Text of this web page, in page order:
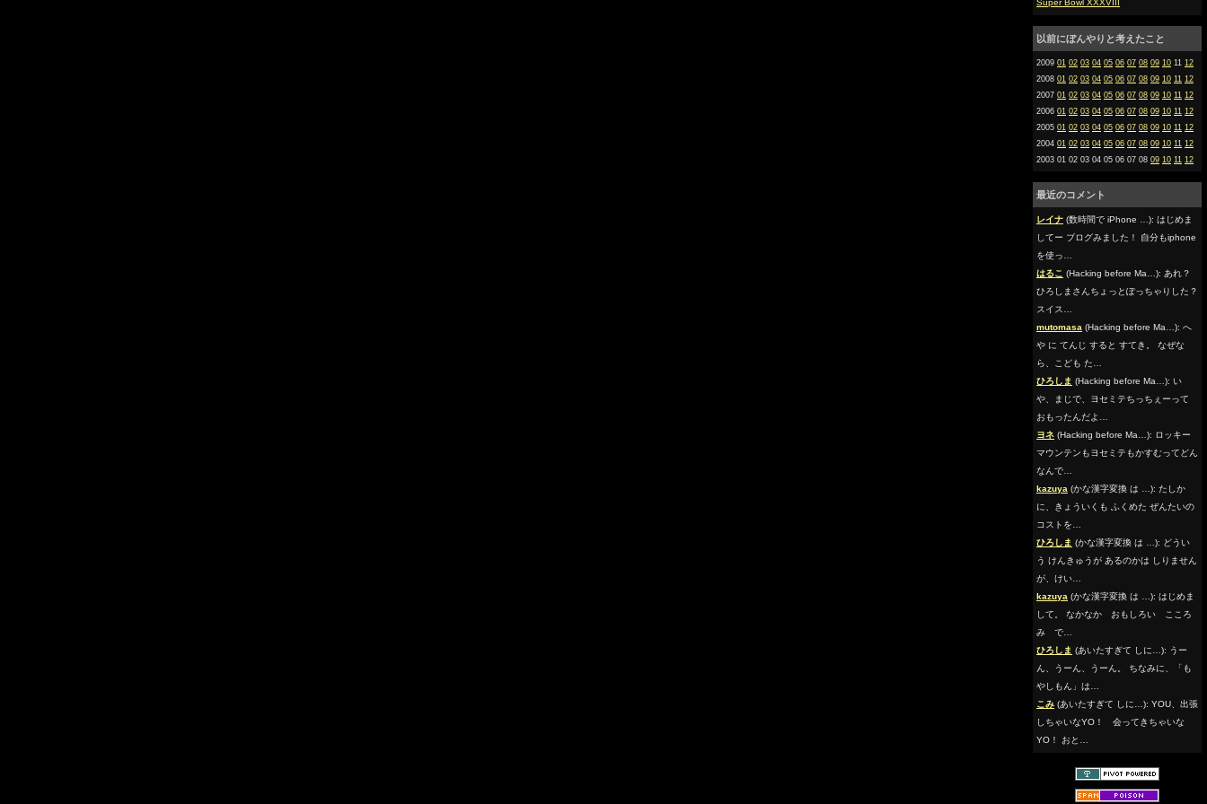
Super Bowl XXXVIII
以前にぼんやりと考えたこと
2009 01 02 03 04 05 06 07 08 09 10 11 12
2008 01 02 03 04 05 06 07 08 09 10 11 12
2007 01 02 03 04 05 06 07 08 09 10 11 12
2006 01 02 03 04 05 06 07 08 09 10 11 12
2005 01 02 03 04 05 06 07 08 09 10 11 12
2004 01 02 03 04 05 06 07 08 09 10 11 12
2003 01 02 03 04 05 06 07 08 09 10 11 12
最近のコメント
レイナ (数時間で iPhone …): はじめま
してー ブログみました！ 自分もiphone
を使っ…
はるこ (Hacking before Ma…): あれ？
ひろしまさんちょっとぽっちゃりした？
スイス…
mutomasa (Hacking before Ma…): へ
や に てんじ すると すてき。 なぜな
ら、こども た…
ひろしま (Hacking before Ma…): い
や、まじで、ヨセミテちっちぇーって
おもったんだよ…
ヨネ (Hacking before Ma…): ロッキー
マウンテンもヨセミテもかすむってどん
なんで…
kazuya (かな漢字変換 は …): たしか
に、きょういくも ふくめた ぜんたいの
コストを…
ひろしま (かな漢字変換 は …): どうい
う けんきゅうが あるのかは しりません
が、けい…
kazuya (かな漢字変換 は …): はじめま
して。 なかなか おもしろい こころ
み で…
ひろしま (あいたすぎて しに…): うー
ん、うーん、うーん。 ちなみに、「も
やしもん」は…
こみ (あいたすぎて しに…): YOU、出張
しちゃいなYO！ 会ってきちゃいな
YO！ おと…